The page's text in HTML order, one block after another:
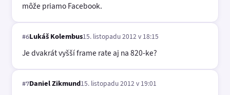
môže priamo Facebook.
#6Lukáš Kolembus15. listopadu 2012 v 18:15
Je dvakrát vyšší frame rate aj na 820-ke?
#7Daniel Zikmund15. listopadu 2012 v 19:01